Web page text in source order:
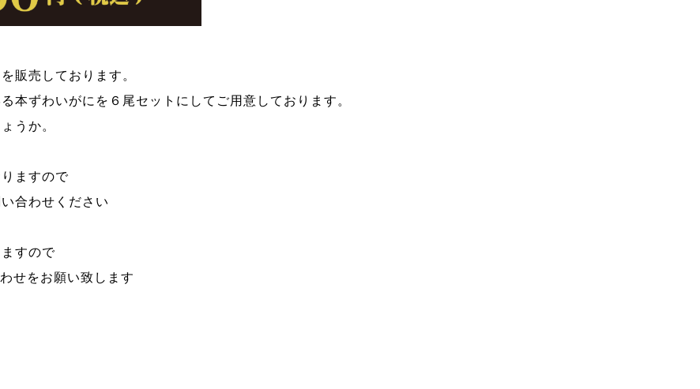
販売しております。
本ずわいがにを６尾セットにしてご用意しております。
うか。
ますので
合わせください
すので
せをお願い致します